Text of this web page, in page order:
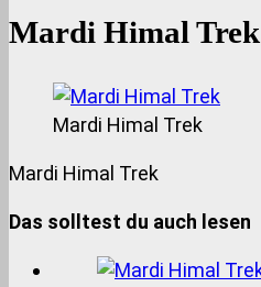
Mardi Himal Trek
Mardi Himal Trek
Mardi Himal Trek
Das solltest du auch lesen